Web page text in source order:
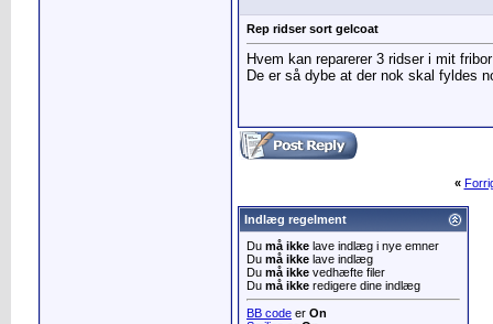
Rep ridser sort gelcoat
Hvem kan reparerer 3 ridser i mit
De er så dybe at der nok skal fyldes
«
Indlæg regelment
Du må ikke lave indlæg i nye emner
Du må ikke lave indlæg
Du må ikke vedhæfte filer
Du må ikke redigere dine indlæg
BB code er On